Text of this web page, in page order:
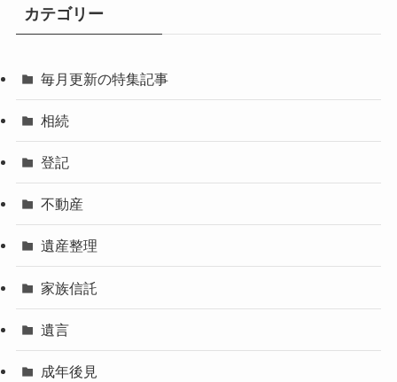
カテゴリー
毎月更新の特集記事
相続
登記
不動産
遺産整理
家族信託
遺言
成年後見